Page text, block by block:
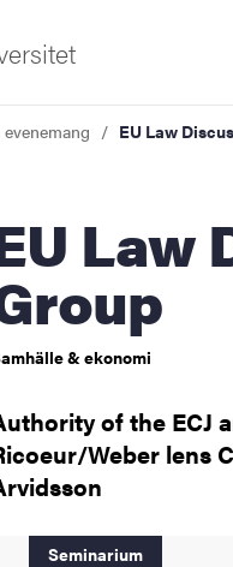
innovation
EU Law
& ekonomi
of the ECJ
Weber lens
Seminarium